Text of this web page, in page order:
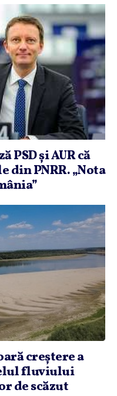
PSD şi AUR că
PNRR. „Nota
creştere a
fluviului
de scăzut